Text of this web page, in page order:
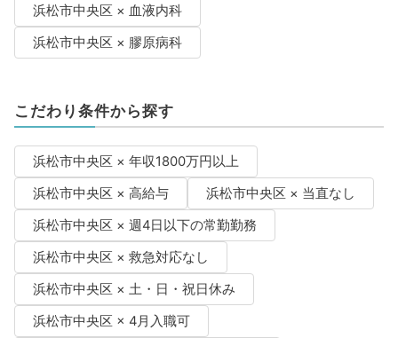
浜松市中央区 × 血液内科
浜松市中央区 × 膠原病科
こだわり条件から探す
浜松市中央区 × 年収1800万円以上
浜松市中央区 × 高給与
浜松市中央区 × 当直なし
浜松市中央区 × 週4日以下の常勤勤務
浜松市中央区 × 救急対応なし
浜松市中央区 × 土・日・祝日休み
浜松市中央区 × 4月入職可